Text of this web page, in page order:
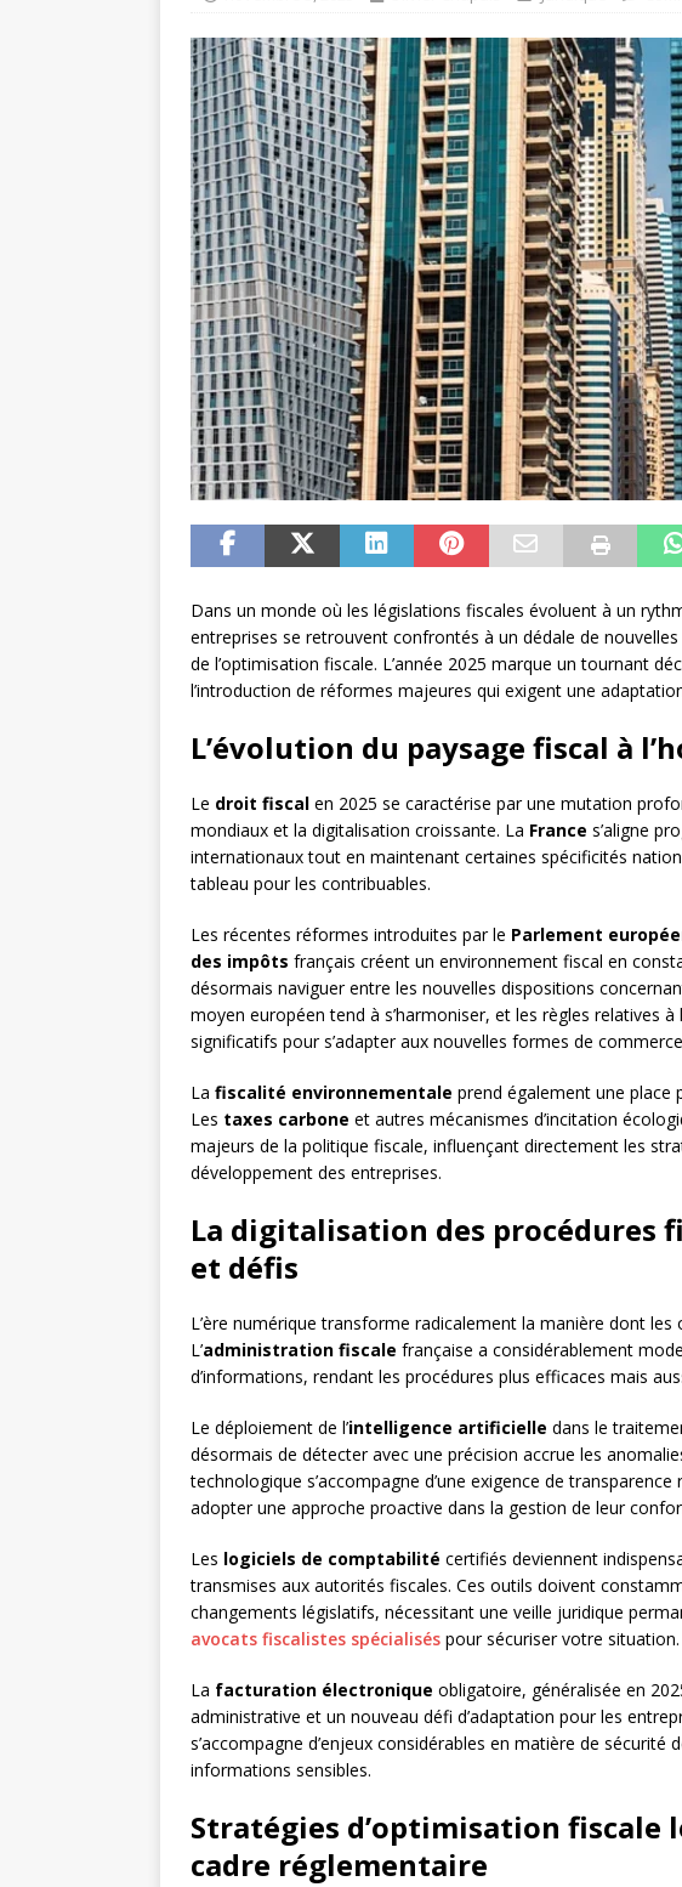
Dans un monde où les législations fiscales évoluent à un
entreprises se retrouvent confrontés à un dédale de
de l’optimisation fiscale. L’année 2025 marque un tournant
l’introduction de réformes majeures qui exigent une
L’évolution du paysage fiscal à
Le droit fiscal en 2025 se caractérise par une mutation
mondiaux et la digitalisation croissante. La France s’aligne
internationaux tout en maintenant certaines spécificités
tableau pour les contribuables.
Les récentes réformes introduites par le Parlement
des impôts français créent un environnement fiscal en
désormais naviguer entre les nouvelles dispositions
moyen européen tend à s’harmoniser, et les règles relatives à
significatifs pour s’adapter aux nouvelles formes de
La fiscalité environnementale prend également une place
Les taxes carbone et autres mécanismes d’incitation
majeurs de la politique fiscale, influençant directement les
développement des entreprises.
La digitalisation des procédures
et défis
L’ère numérique transforme radicalement la manière dont
L’administration fiscale française a considérablement
d’informations, rendant les procédures plus efficaces mais
Le déploiement de l’intelligence artificielle dans le
désormais de détecter avec une précision accrue les
technologique s’accompagne d’une exigence de
adopter une approche proactive dans la gestion de leur
Les logiciels de comptabilité certifiés deviennent
transmises aux autorités fiscales. Ces outils doivent
changements législatifs, nécessitant une veille juridique
avocats fiscalistes spécialisés pour sécuriser votre situation.
La facturation électronique obligatoire, généralisée en
administrative et un nouveau défi d’adaptation pour les
s’accompagne d’enjeux considérables en matière de
informations sensibles.
Stratégies d’optimisation fiscale
cadre réglementaire